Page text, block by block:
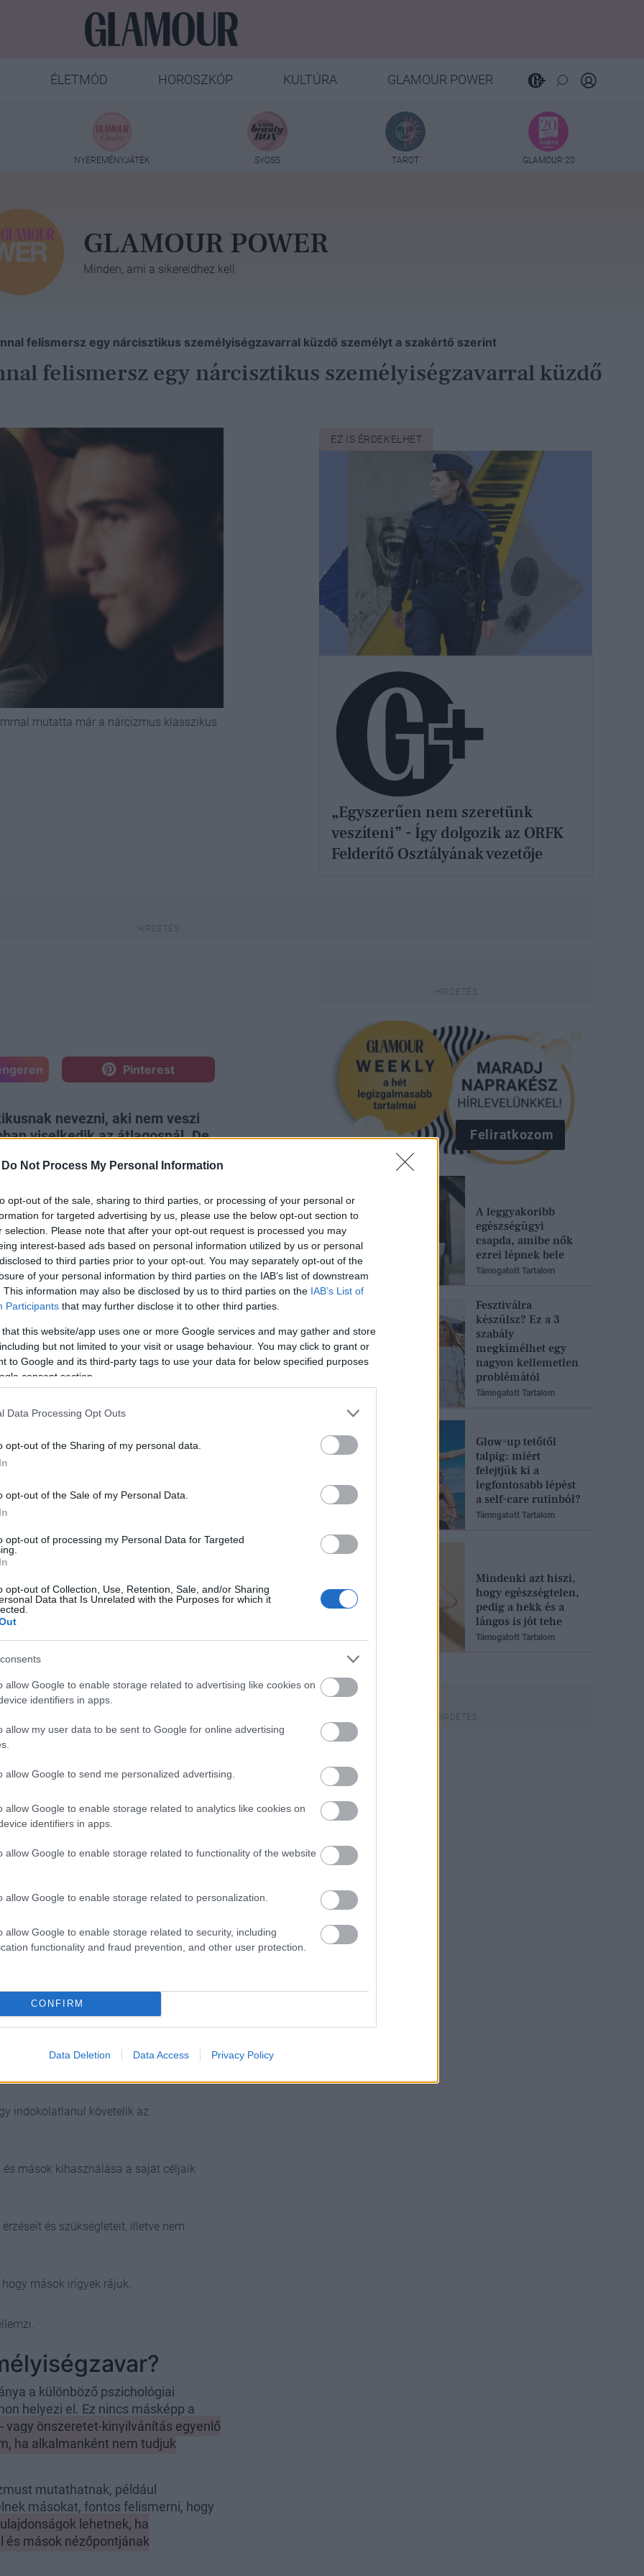
Do Not Process My Personal Information
opt-out of the sale, sharing to third parties, or processing of your personal or
for targeted advertising by us, please use the below opt-out section to
selection. Please note that after your opt-out request is processed you may
interest-based ads based on personal information utilized by us or personal
to third parties prior to your opt-out. You may separately opt-out of the
of your personal information by third parties on the IAB’s list of downstream
This information may also be disclosed by us to third parties on the IAB’s List of
Participants that may further disclose it to other third parties.
that this website/app uses one or more Google services and may gather and store
but not limited to your visit or usage behaviour. You may click to grant or
to Google and its third-party tags to use your data for below specified purposes
consent section.
Data Processing Opt Outs
opt-out of the Sharing of my personal data.
opt-out of the Sale of my Personal Data.
opt-out of processing my Personal Data for Targeted
opt-out of Collection, Use, Retention, Sale, and/or Sharing
Data that Is Unrelated with the Purposes for which it
allow Google to enable storage related to advertising like cookies on
identifiers in apps.
allow my user data to be sent to Google for online advertising
allow Google to send me personalized advertising.
allow Google to enable storage related to analytics like cookies on
identifiers in apps.
allow Google to enable storage related to functionality of the website
allow Google to enable storage related to personalization.
allow Google to enable storage related to security, including
functionality and fraud prevention, and other user protection.
CONFIRM
Data Deletion Data Access Privacy Policy
ÉLETMÓD HOROSZKÓP KULTÚRA GLAMOUR POWER
NYEREMÉNYJÁTÉK SYOSS TAROT GLAMOUR 20
GLAMOUR POWER
Minden, ami a sikereidhez kell
felismersz egy nárcisztikus személyiségzavarral küzdő személyt a szakértő szerint
felismersz egy nárcisztikus személyiségzavarral küzdő
mutatta már a nárcizmus klasszikus
EZ IS ÉRDEKELHET
„Egyszerűen nem szeretünk
veszíteni” - Így dolgozik az ORFK
Felderítő Osztályának vezetője
Pinterest
nevezni, aki nem veszi
viselkedik az átlagosnál. De
személyiségek?
személyiségzavar - és mit
a görög mitológia Nárkisszosz
De vajon a nárcisztikus
személyiségzavarok közül a
NPD) az egyik legösszetettebb
az empátia hiányával és jelentős
hanem azokat is, akik
mélységeibe merülünk el, és
megnyilvánulásai
nárcizmus, amikor az életünk
igény és a mások iránti empátia
felfújt önérzetet táplálnak,
különleges bánásmódot és
másoktól.
kapcsolatokat saját szükségleteik
mások érzéseit és határait.
vagy párkapcsolatban a
pedig önálló értékekkel és célokkal
ötödik kiadásában (röviden:
állapították meg. A DSM V
teljesülnie kell ahhoz, hogy
tehetségét, elvárja, hogy
eredményeket érne el.
vagy ideális szerelemről való
különleges vagy magas státuszú
vagy más különleges, magas
társulnia.
indokolatlanul követelik az
mások kihasználása a saját céljaik
és szükségleteit, illetve nem
mások irigyek rájuk.
a különböző pszichológiai
helyezi el. Ez nincs másképp a
vagy önszeretet-kinyilvánítás egyenlő
ha alkalmanként nem tudjuk
mutathatnak, például
másokat, fontos felismerni, hogy
lehetnek, ha
és mások nézőpontjának
Feliratkozom
A leggyakoribb
egészségügyi
csapda, amibe nők
ezrei lépnek bele
Támogatott Tartalom
Fesztiválra
készülsz? Ez a 3
szabály
megkímélhet egy
nagyon kellemetlen
problémától
Támogatott Tartalom
Glow-up tetőtől
talpig: miért
felejtjük ki a
legfontosabb lépést
a self-care rutinból?
Támogatott Tartalom
Mindenki azt hiszi,
hogy egészségtelen,
pedig a hekk és a
lángos is jót tehe
Támogatott Tartalom